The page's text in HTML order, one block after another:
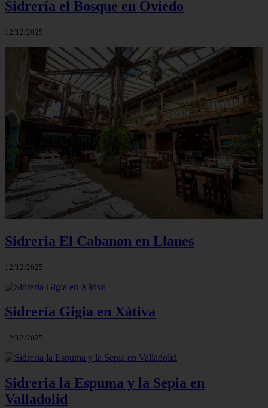
Sidrería el Bosque en Oviedo
12/12/2025
Sidreria El Cabanon en Llanes
12/12/2025
Sidrería Gigia en Xàtiva
12/12/2025
Sidreria la Espuma y la Sepia en
Valladolid